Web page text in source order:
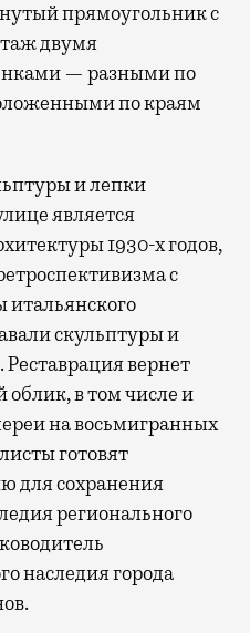
прямоугольник с
двумя
— разными по
по краям
и лепки
является
1930-х годов,
с
итальянского
скульптуры и
вернет
в том числе и
на восьмигранных
готовят
для сохранения
регионального
наследия города